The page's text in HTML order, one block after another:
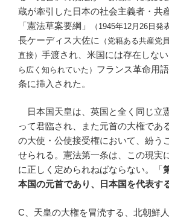
蔵が牽引した日本の社会主義者・共
「憲法草案要綱」
（1945年12月26日発
長ケーディス大佐に
（党籍ある共産党
直接） 手渡され、米国には存在しない
ら広く知られていた） フランス革命用
条に挿入された。
日本国天皇は、英国と全く同じ立
って君臨され、また元首の大権であ
の大使・公使接受権において、紛う
せられる。憲法第一条は、この現実
に正しく定められねばならない。「
本国の元首であり、日本国を代表す
C、天皇の大権を冒涜する、北朝鮮